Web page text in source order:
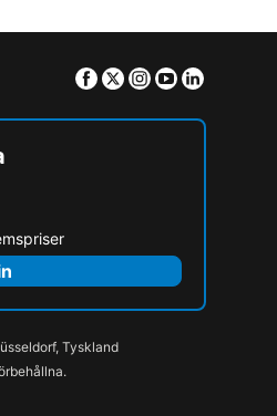
Facebook
TwitterInstagram
Youtube
Tyskland